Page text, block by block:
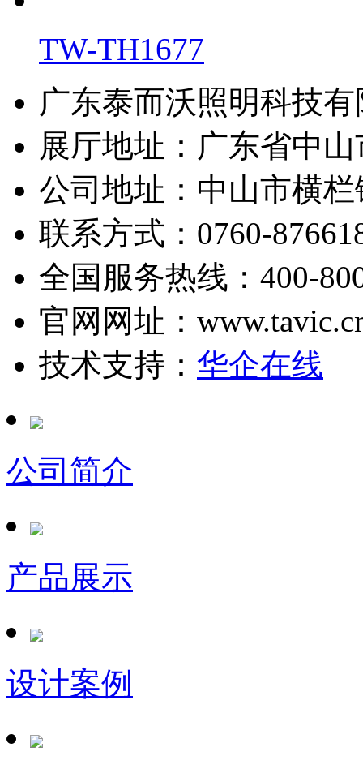
TW-TH1677
广东泰而沃照明科技
展厅地址：广东省中
公司地址：中山市横
联系方式：0760-
全国服务热线：400-
官网网址：
技术支持： 华企在线
公司简介
产品展示
设计案例